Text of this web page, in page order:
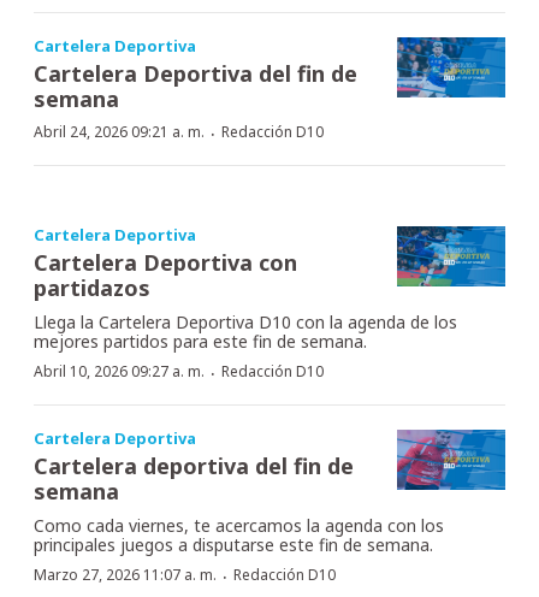
Cartelera Deportiva
Cartelera Deportiva del fin de
semana
Abril 24, 2026 09:21 a. m. · Redacción D10
Cartelera Deportiva
Cartelera Deportiva con
partidazos
Llega la Cartelera Deportiva D10 con la agenda de los
mejores partidos para este fin de semana.
Abril 10, 2026 09:27 a. m. · Redacción D10
Cartelera Deportiva
Cartelera deportiva del fin de
semana
Como cada viernes, te acercamos la agenda con los
principales juegos a disputarse este fin de semana.
Marzo 27, 2026 11:07 a. m. · Redacción D10